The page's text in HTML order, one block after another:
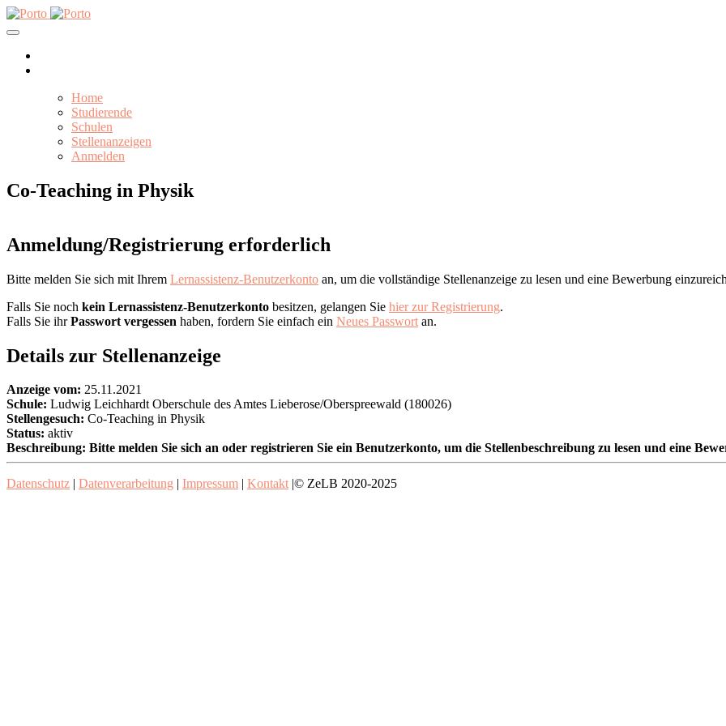
Home
Studierende
Schulen
Stellenanzeigen
Anmelden
Co-Teaching in Physik
Anmeldung/Registrierung erforderlich
Bitte melden Sie sich mit Ihrem Lernassistenz-Benutzerkonto an, um die vollständige Stellenanzeige zu lesen und eine Bewerbung
Falls Sie noch kein Lernassistenz-Benutzerkonto besitzen, gelangen Sie hier zur Registrierung.
Falls Sie ihrPasswort vergessen haben, fordern Sie einfach ein Neues Passwort an.
Details zur Stellenanzeige
Anzeige vom: 25.11.2021
Schule: Ludwig Leichhardt Oberschule des Amtes Lieberose/Oberspreewald (180026)
Stellengesuch: Co-Teaching in Physik
Status: aktiv
Beschreibung: Bitte melden Sie sich an oder registrieren Sie ein Benutzerkonto, um die Stellenbeschreibung zu lesen und eine
Datenschutz | Datenverarbeitung | Impressum | Kontakt|© ZeLB 2020-2025